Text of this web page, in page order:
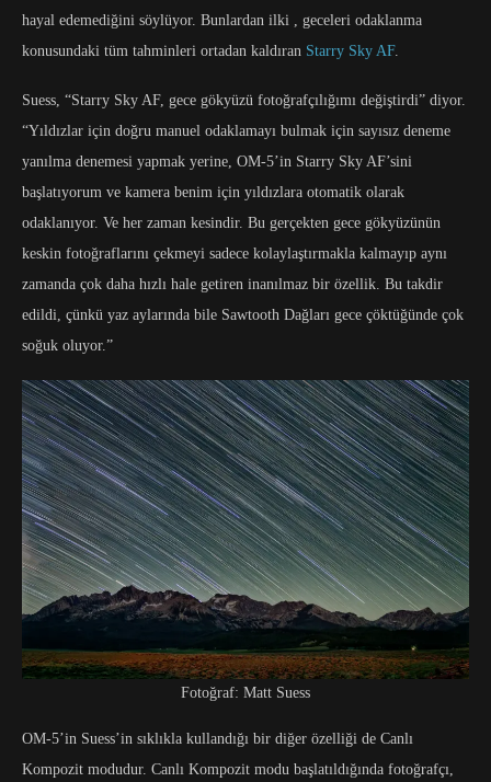
hayal edemediğini söylüyor. Bunlardan ilki , geceleri odaklanma
konusundaki tüm tahminleri ortadan kaldıran Starry Sky AF.
Suess, “Starry Sky AF, gece gökyüzü fotoğrafçılığımı değiştirdi” diyor.
“Yıldızlar için doğru manuel odaklamayı bulmak için sayısız deneme
yanılma denemesi yapmak yerine, OM-5’in Starry Sky AF’sini
başlatıyorum ve kamera benim için yıldızlara otomatik olarak
odaklanıyor. Ve her zaman kesindir. Bu gerçekten gece gökyüzünün
keskin fotoğraflarını çekmeyi sadece kolaylaştırmakla kalmayıp aynı
zamanda çok daha hızlı hale getiren inanılmaz bir özellik. Bu takdir
edildi, çünkü yaz aylarında bile Sawtooth Dağları gece çöktüğünde çok
soğuk oluyor.”
Fotoğraf: Matt Suess
OM-5’in Suess’in sıklıkla kullandığı bir diğer özelliği de Canlı
Kompozit modudur. Canlı Kompozit modu başlatıldığında fotoğrafçı,